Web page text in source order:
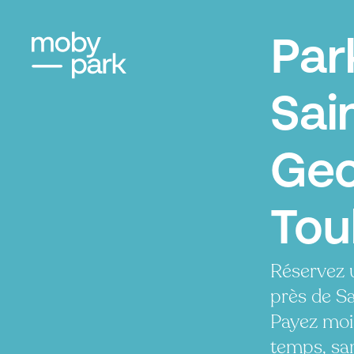
Réservez
près de
Payez
temps,